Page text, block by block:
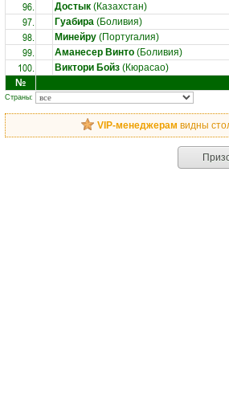
96. Достык (Казахстан)
97. Гуабира (Боливия)
98. Минейру (Португалия)
99. Аманесер Винто (Боливия)
100. Виктори Бойз (Кюрасао)
№
Страны:
VIP-менеджерам видны